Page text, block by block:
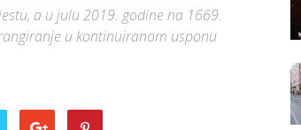
a u julu 2019. godine na 1669.
u kontinuiranom usponu